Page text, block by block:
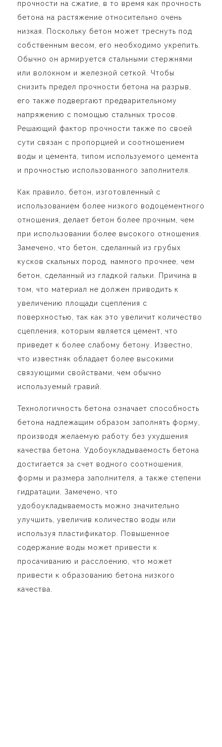
прочности на сжатие, в то время как прочность
бетона на растяжение относительно очень
низкая. Поскольку бетон может треснуть под
собственным весом, его необходимо укрепить.
Обычно он армируется стальными стержнями
или волокном и железной сеткой. Чтобы
снизить предел прочности бетона на разрыв,
его также подвергают предварительному
напряжению с помощью стальных тросов.
Решающий фактор прочности также по своей
сути связан с пропорцией и соотношением
воды и цемента, типом используемого цемента
и прочностью использованного заполнителя.
Как правило, бетон, изготовленный с
использованием более низкого водоцементного
отношения, делает бетон более прочным, чем
при использовании более высокого отношения.
Замечено, что бетон, сделанный из грубых
кусков скальных пород, намного прочнее, чем
бетон, сделанный из гладкой гальки. Причина в
том, что материал не должен приводить к
увеличению площади сцепления с
поверхностью, так как это увеличит количество
сцепления, которым является цемент, что
приведет к более слабому бетону. Известно,
что известняк обладает более высокими
связующими свойствами, чем обычно
используемый гравий.
Технологичность бетона означает способность
бетона надлежащим образом заполнять форму,
производя желаемую работу без ухудшения
качества бетона. Удобоукладываемость бетона
достигается за счет водного соотношения,
формы и размера заполнителя, а также степени
гидратации. Замечено, что
удобоукладываемость можно значительно
улучшить, увеличив количество воды или
используя пластификатор. Повышенное
содержание воды может привести к
просачиванию и расслоению, что может
привести к образованию бетона низкого
качества.